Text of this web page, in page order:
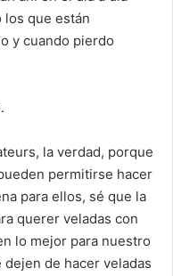
que están
y cuando pierdo
la verdad, porque
permitirse hacer
para ellos, sé que la
querer veladas con
lo mejor para nuestro
de hacer veladas